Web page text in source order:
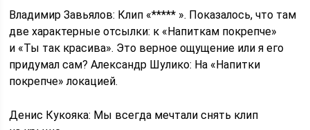
Владимир Завьялов: Клип «***** ». Показалось, что там
две характерные отсылки: к «Напиткам покрепче»
и «Ты так красива». Это верное ощущение или я его
придумал сам? Александр Шулико: На «Напитки
покрепче» локацией.
Денис Кукояка: Мы всегда мечтали снять клип